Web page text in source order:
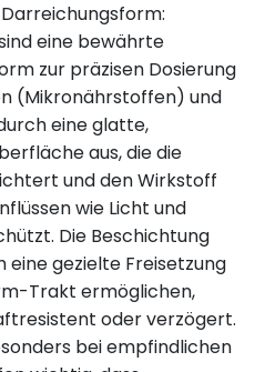
eine bewährte
zur präzisen Dosierung
(Mikronährstoffen) und
eine glatte,
aus, die die
und den Wirkstoff
wie Licht und
Die Beschichtung
eine gezielte Freisetzung
Trakt ermöglichen,
oder verzögert.
bei empfindlichen